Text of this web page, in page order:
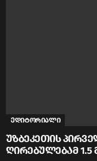
ედიტორიალი
უზბეკეთის
ღირებულებამ